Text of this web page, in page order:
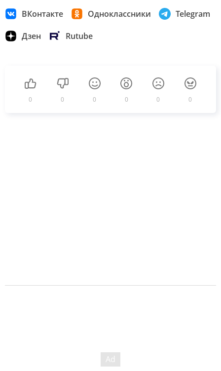
ВКонтакте Одноклассники Telegram
Дзен Rutube
0 0 0 0 0 0